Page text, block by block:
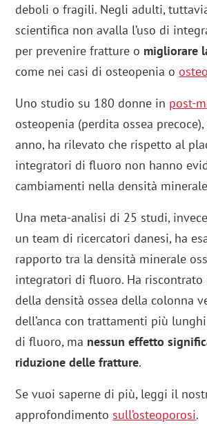
deboli o fragili. Negli adulti,
scientifica non avalla l’uso di
per prevenire fratture o migliorare
come nei casi di osteopenia o
Uno studio su 180 donne in post-
osteopenia (perdita ossea
anno, ha rilevato che rispetto al
integratori di fluoro non hanno
cambiamenti nella densità
Una meta-analisi di 25 studi,
un team di ricercatori danesi, ha
rapporto tra la densità minerale
integratori di fluoro. Ha riscontrato
della densità ossea della colonna
dell’anca con trattamenti più
di fluoro, ma nessun effetto
riduzione delle fratture.
Se vuoi saperne di più, leggi il
approfondimento sull’osteoporosi.